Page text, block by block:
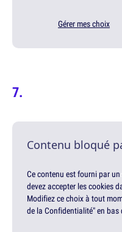
Gérer mes choix
Contenu bloqué
Ce contenu est fourni par
devez accepter les cookies
Modifiez ce choix à tout
de la Confidentialité" en bas